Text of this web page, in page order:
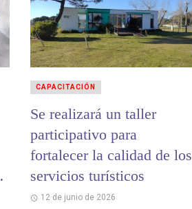
Se realizará un taller
participativo para
fortalecer la calidad de los
servicios turísticos
12 de junio de 2026
CAPACITACIÓN